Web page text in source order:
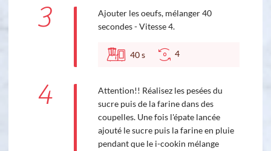
3
Ajouter les oeufs, mélanger 40
secondes - Vitesse 4.
40s 4
4
Attention!! Réalisez les pesées du
sucre puis de la farine dans des
coupelles. Une fois l'épate lancée
ajouté le sucre puis la farine en pluie
pendant que le i-cookin mélange